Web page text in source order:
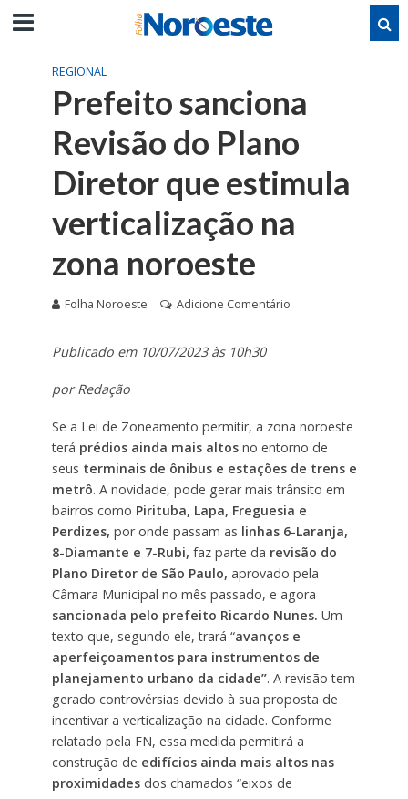
REGIONAL
Prefeito sanciona
Revisão do Plano
Diretor que estimula
verticalização na
zona noroeste
Folha Noroeste Adicione Comentário
Publicado em 10/07/2023 às 10h30
por Redação
Se a Lei de Zoneamento permitir, a zona noroeste
terá prédios ainda mais altosno entorno de
seus terminais de ônibus e estações de trens e
metrô. A novidade, pode gerar mais trânsito em
bairros como Pirituba, Lapa, Freguesia e
Perdizes, por onde passam as linhas 6-Laranja,
8-Diamante e 7-Rubi, faz parte da revisão do
Plano Diretor de São Paulo, aprovado pela
Câmara Municipal no mês passado, e agora
sancionada pelo prefeito Ricardo Nunes. Um
texto que, segundo ele, trará “avanços e
aperfeiçoamentos para instrumentos de
planejamento urbano da cidade”. A revisão tem
gerado controvérsias devido à sua proposta de
incentivar a verticalização na cidade. Conforme
relatado pela FN, essa medida permitirá a
construção de edifícios ainda mais altos nas
proximidadesdos chamados “eixos de